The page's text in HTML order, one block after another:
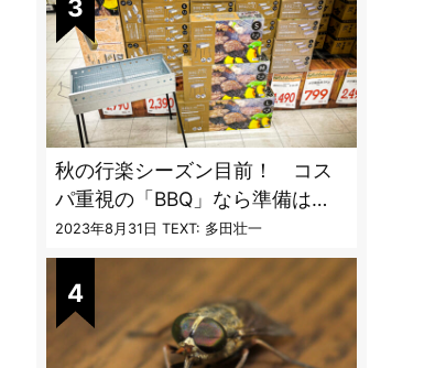
秋の行楽シーズン目前！ コス
パ重視の「BBQ」なら準備は
「トライアル」一択だった
2023年8月31日 TEXT: 多田壮一